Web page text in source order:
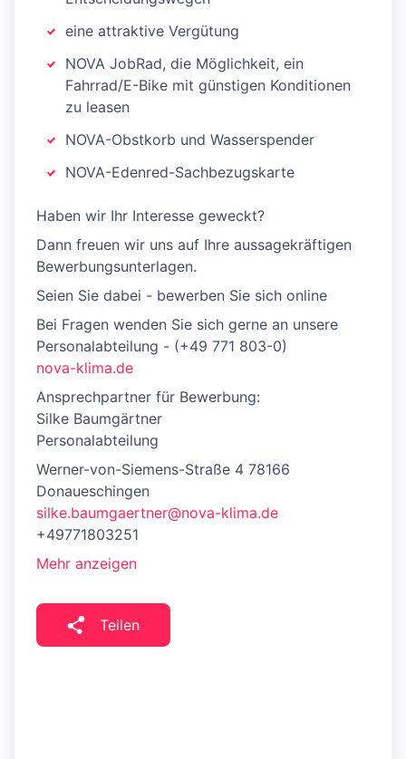
eine attraktive Vergütung
NOVA JobRad, die Möglichkeit, ein
Fahrrad/E-Bike mit günstigen Konditionen
zu leasen
NOVA-Obstkorb und Wasserspender
NOVA-Edenred-Sachbezugskarte
Haben wir Ihr Interesse geweckt?
Dann freuen wir uns auf Ihre aussagekräftigen
Bewerbungsunterlagen.
Seien Sie dabei - bewerben Sie sich online
Bei Fragen wenden Sie sich gerne an unsere
Personalabteilung - (+49 771 803-0)
nova-klima.de
Ansprechpartner für Bewerbung:
Silke Baumgärtner
Personalabteilung
Werner-von-Siemens-Straße 4 78166
Donaueschingen
silke.baumgaertner@nova-klima.de
+49771803251
Mehr anzeigen
Teilen